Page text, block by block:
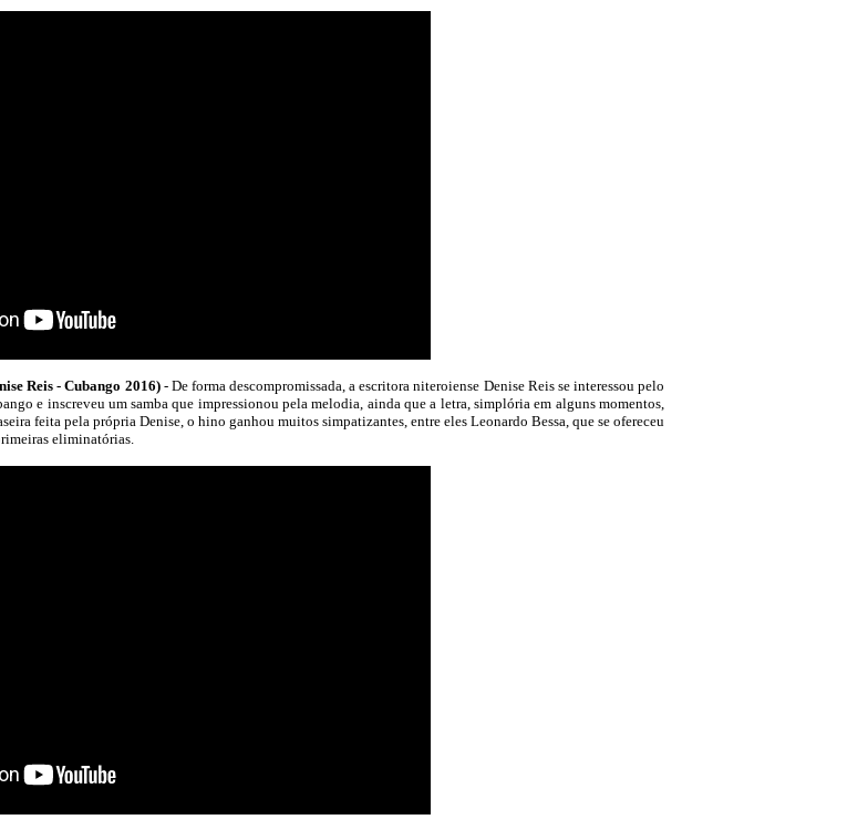
Reis - Cubango 2016)- De forma descompromissada, a escritora niteroiense Denise Reis se interessou pelo
e inscreveu um samba que impressionou pela melodia, ainda que a letra, simplória em alguns momentos,
feita pela própria Denise, o hino ganhou muitos simpatizantes, entre eles Leonardo Bessa, que se ofereceu
eliminatórias.